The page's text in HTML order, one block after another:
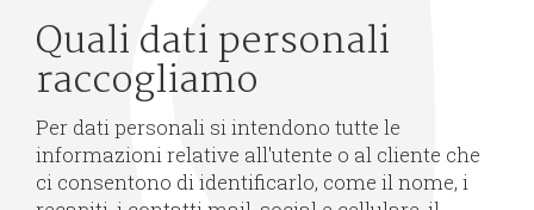
Quali dati personali
raccogliamo
Per dati personali si intendono tutte le
informazioni relative all'utente o al cliente che
ci consentono di identificarlo, come il nome, i